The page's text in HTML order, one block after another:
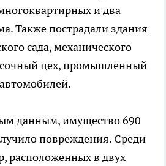
и два
Также пострадали здания
сада, механического
цех, промышленный
данным, имущество 690
повреждения. Среди
расположенных в двух